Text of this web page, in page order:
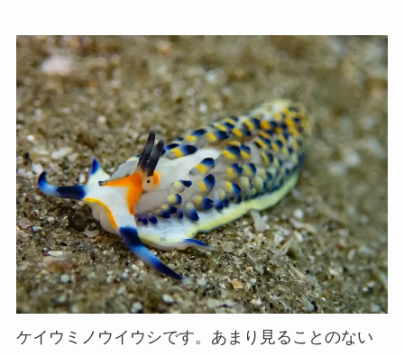
ケイウミノウイウシです。あまり見ることのない